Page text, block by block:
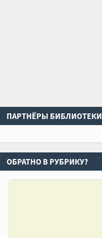
ПАРТНЁРЫ БИБЛИОТЕКИ
ОБРАТНО В РУБРИКУ?